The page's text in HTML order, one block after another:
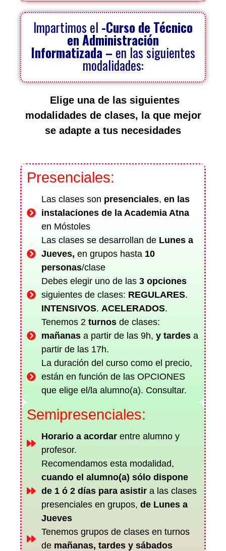
Impartimos el -Curso de Técnico
en Administración
Informatizada – en las siguientes
modalidades:
Elige una de las siguientes
modalidades de clases, la que mejor
se adapte a tus necesidades
Presenciales:
Las clases son presenciales, en las
instalaciones de la Academia Atna
en Móstoles
Las clases se desarrollan deLunes a
Jueves, en grupos hasta10
personas/clase
Debes elegir uno de las 3 opciones
siguientes de clases: REGULARES.
INTENSIVOS. ACELERADOS.
Tenemos 2 turnosde clases:
mañanasa partir de las 9h, y tardesa
partir de las 17h.
La duración del curso como el precio,
están en función de las OPCIONES
que elige el/la alumno(a). Consultar.
Semipresenciales:
Horario a acordar entre alumno y
profesor.
Recomendamos esta modalidad,
cuando el alumno(a) sólo dispone
de 1 ó 2 días para asistir a las clases
presenciales en grupos, de Lunes a
Jueves
Tenemos grupos de clases en turnos
de mañanas, tardes y sábados